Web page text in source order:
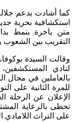
كما أشادت بدعم
استكشافية بحرية
متن باخرة بنمط
التقريب بين الشعوب
وقالت السيدة
لنادي
بالعاملين في مجال
للمرة الثانية على
الإعلان عن الرحلة
تحظى بالرعاية
على التراث اللامادي